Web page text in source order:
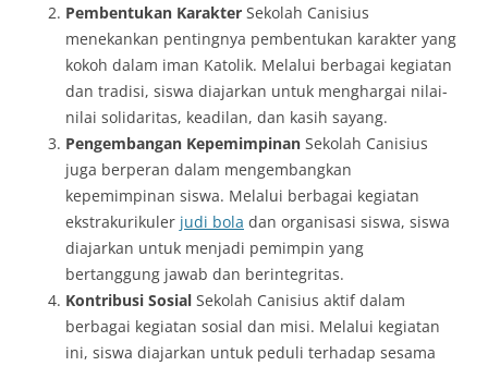
Pembentukan Karakter Sekolah Canisius
menekankan pentingnya pembentukan karakter yang
kokoh dalam iman Katolik. Melalui berbagai kegiatan
dan tradisi, siswa diajarkan untuk menghargai nilai-
nilai solidaritas, keadilan, dan kasih sayang.
Pengembangan Kepemimpinan Sekolah Canisius
juga berperan dalam mengembangkan
kepemimpinan siswa. Melalui berbagai kegiatan
ekstrakurikuler judi bola dan organisasi siswa, siswa
diajarkan untuk menjadi pemimpin yang
bertanggung jawab dan berintegritas.
Kontribusi Sosial Sekolah Canisius aktif dalam
berbagai kegiatan sosial dan misi. Melalui kegiatan
ini, siswa diajarkan untuk peduli terhadap sesama